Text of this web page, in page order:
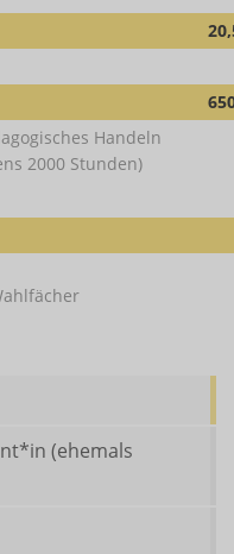
(ehemals
Handeln
2000 Stunden)